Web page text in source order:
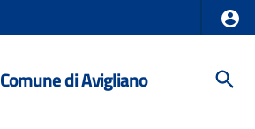
Comune di Avigliano